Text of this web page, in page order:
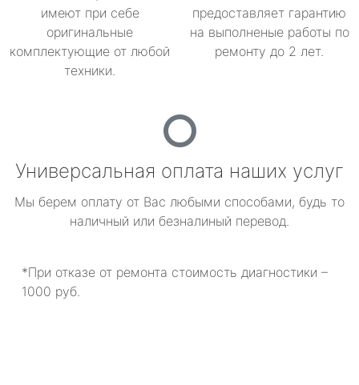
имеют при себе
оригинальные
комплектующие от любой
техники.
предоставляет гарантию
на выполненые работы по
ремонту до 2 лет.
Универсальная оплата наших услуг
Мы берем оплату от Вас любыми способами, будь то
наличный или безналиный перевод.
*При отказе от ремонта стоимость диагностики –
1000 руб.